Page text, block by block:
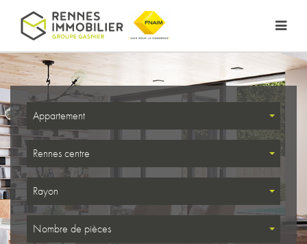
Appartement
Rennes centre
Rayon
Nombre de pièces